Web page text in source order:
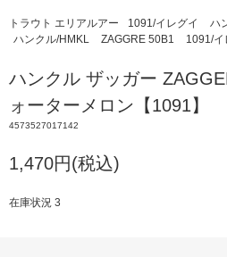
トラウト エリアルアー 1091/イレグイ ハ
ハンクル/HMKL
ZAGGRE 50B1 1091/イ
ハンクル ザッガー
ォーターメロン【1091】
4573527017142
1,470円(税込)
在庫状況 3